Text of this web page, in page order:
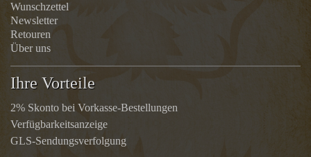
Wunschzettel
Newsletter
Retouren
Über uns
Ihre Vorteile
2% Skonto bei Vorkasse-Bestellungen
Verfügbarkeitsanzeige
GLS-Sendungsverfolgung